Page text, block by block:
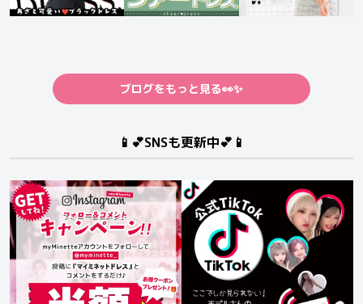
ブログをもっと見る👀✨
📱💕SNSも更新中💕📱